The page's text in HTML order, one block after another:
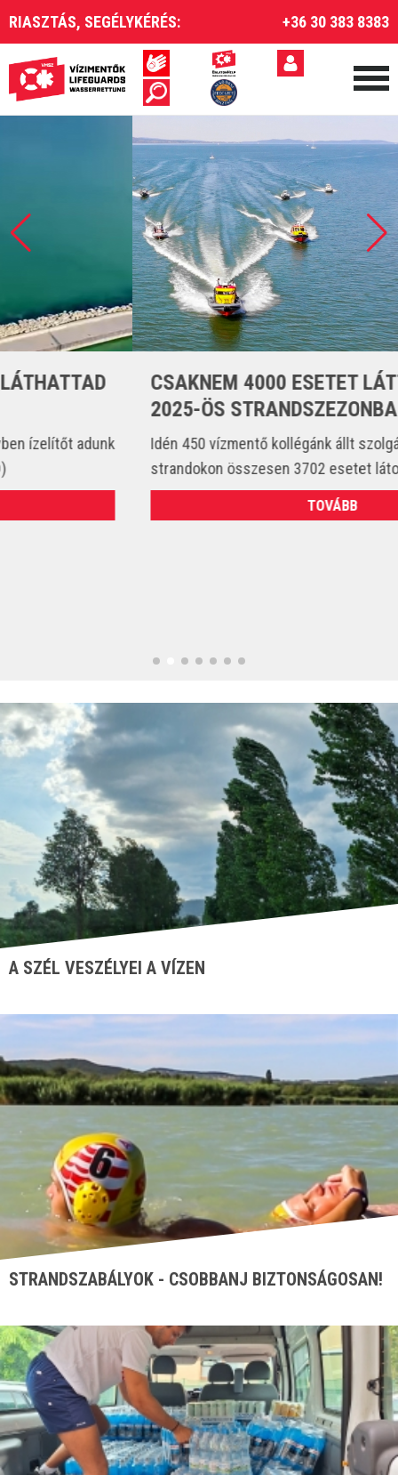
RIASZTÁS, SEGÉLYKÉRÉS: +36 30 383 8383
CSAKNEM 4000 ESETET LÁTTUNK EL A
2025-ÖS STRANDSZEZONBAN
Idén 450 vízmentő kollégánk állt szolgálatba és csak a
strandokon összesen 3702 esetet látott el. (VIDEÓ)
A SZÉL VESZÉLYEI A VÍZEN
STRANDSZABÁLYOK - CSOBBANJ BIZTONSÁGOSAN!